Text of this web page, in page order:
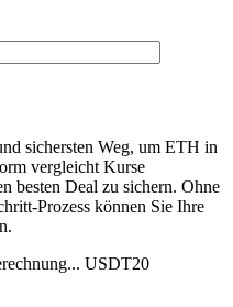
sichersten Weg, um ETH in
vergleicht Kurse
besten Deal zu sichern. Ohne
Prozess können Sie Ihre
USDT20